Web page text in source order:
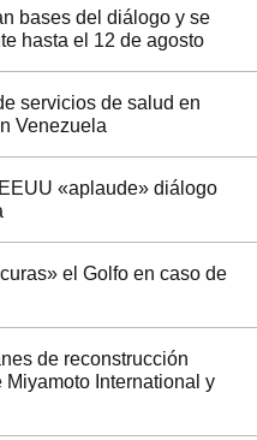
bases del diálogo y se
hasta el 12 de agosto
servicios de salud en
Venezuela
«aplaude» diálogo
el Golfo en caso de
de reconstrucción
International y